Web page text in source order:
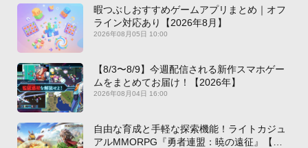
暇つぶしおすすめゲームアプリまとめ｜オフ
ライン対応あり【2026年8月】
2026年08月05日 10:00
【8/3〜8/9】今週配信される新作スマホゲー
ムをまとめてお届け！【2026年】
2026年08月04日 16:00
自由な育成と手軽な探索機能！ライトカジュ
アルMMORPG『勇者連盟：暁の遠征』【最